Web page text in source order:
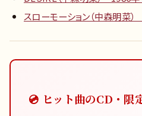
スローモーション（中森明菜
💿 ヒット曲のCD・限